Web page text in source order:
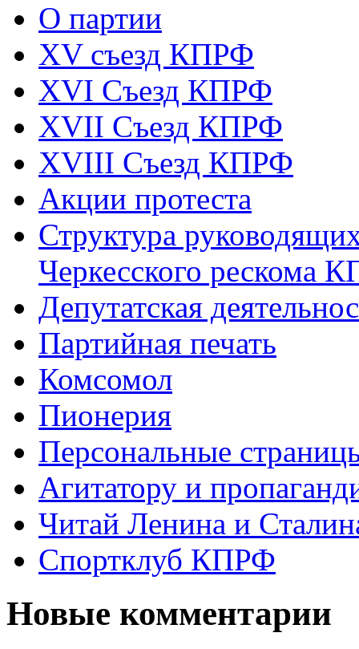
О партии
XV съезд КПРФ
XVI Съезд КПРФ
XVII Cъезд КПРФ
XVIII Cъезд КПРФ
Акции протеста
Структура
Черкесского рескома
Депутатская
Партийная печать
Комсомол
Пионерия
Персональные
Агитатору и
Читай Ленина и
Спортклуб КПРФ
Новые комментарии